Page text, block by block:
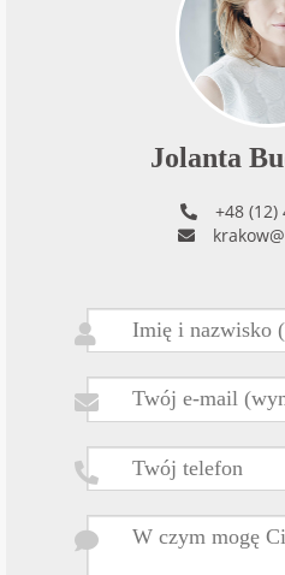
Jolanta
+48 (12)